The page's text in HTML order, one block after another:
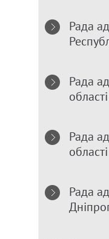
Рада
Рада
області
Рада
області
Рада